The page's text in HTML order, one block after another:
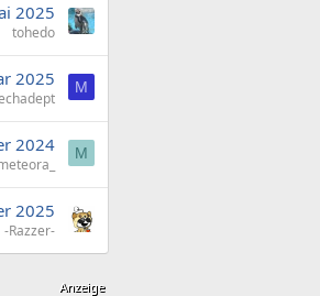
2025
tohedo
2025 M
2024 M
2025
-Razzer-